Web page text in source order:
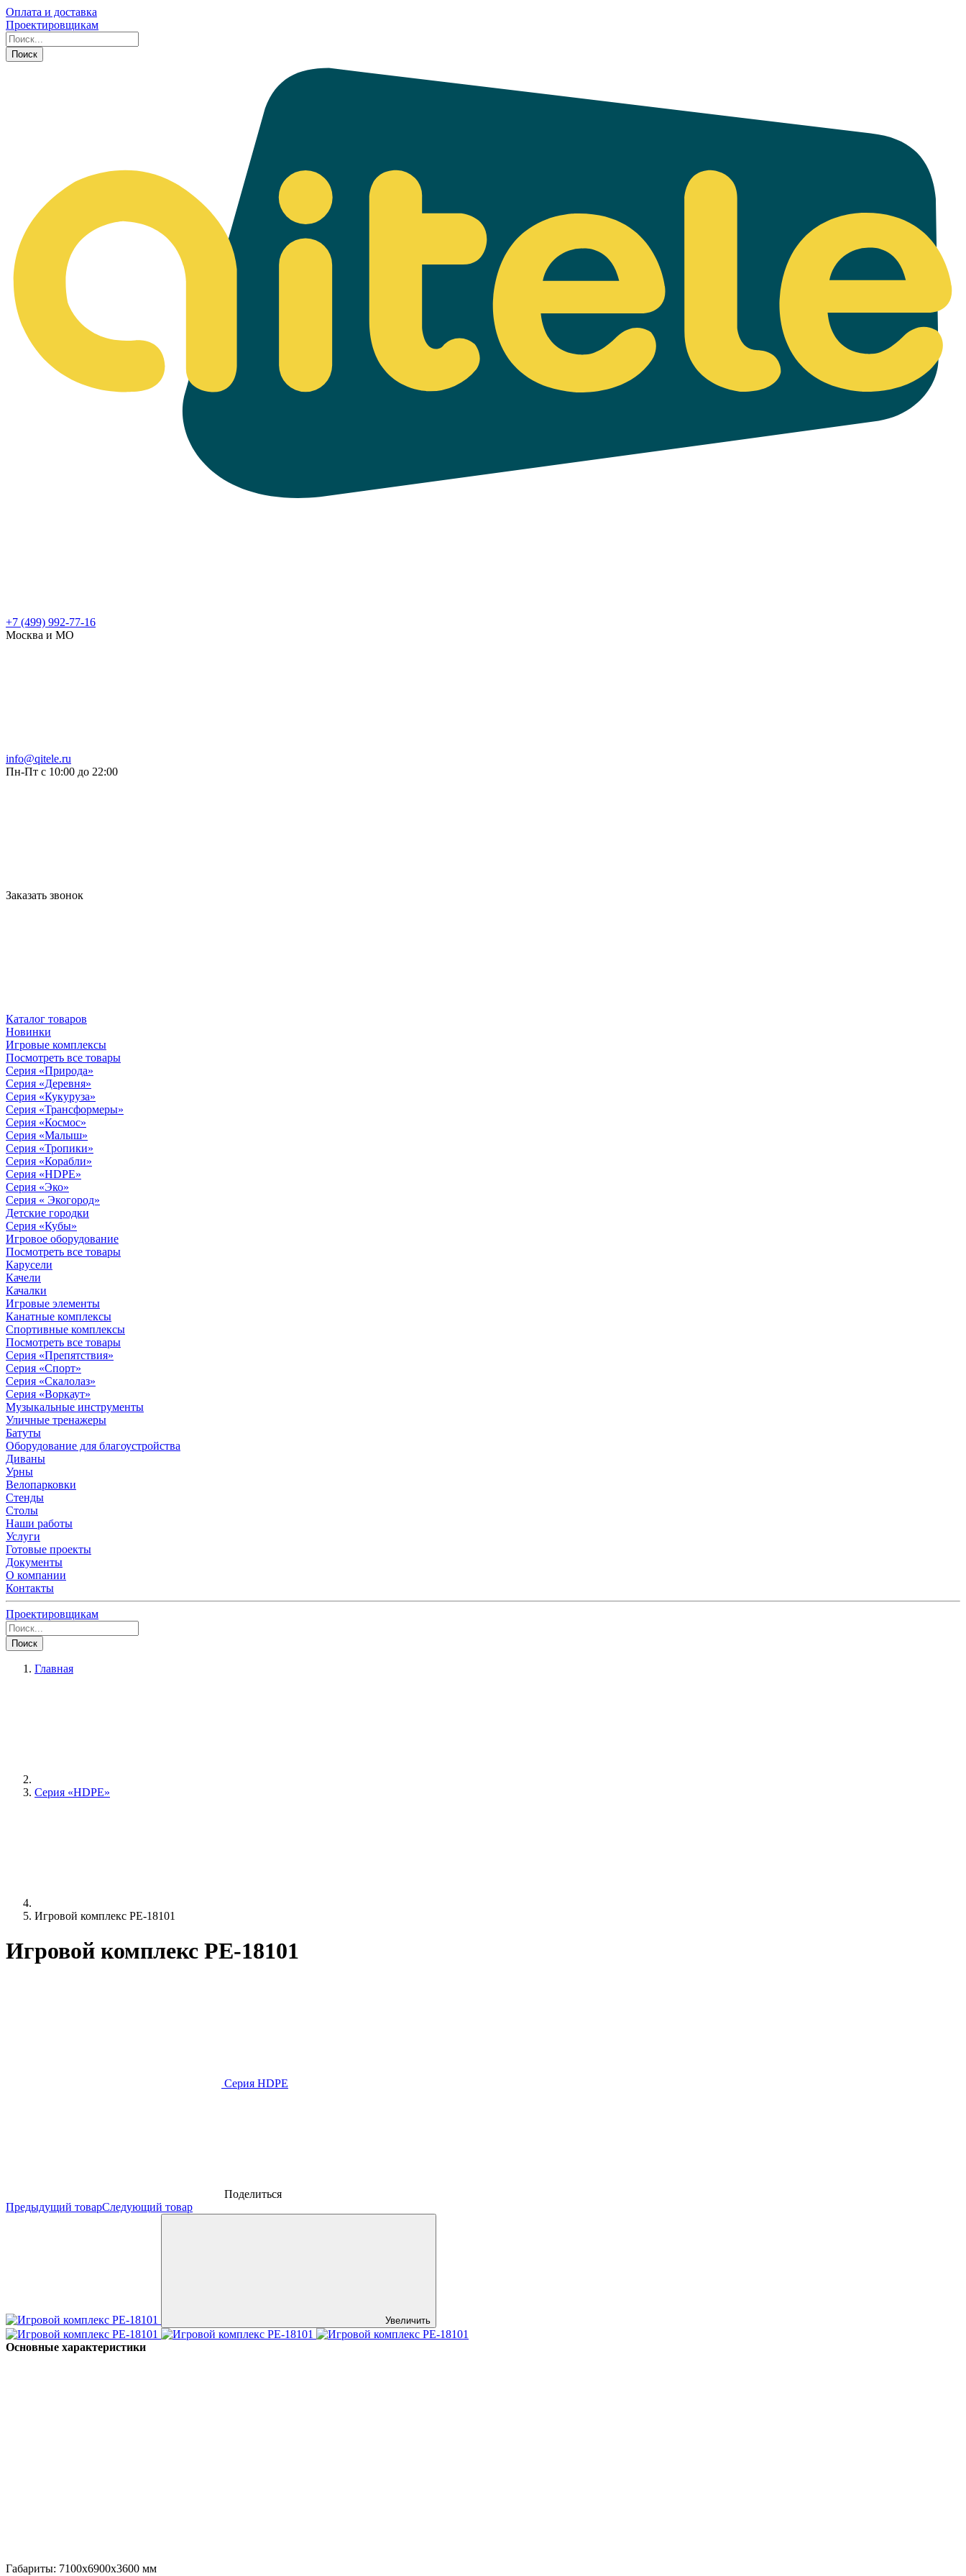
Оплата и доставка
Проектировщикам
Поиск
+7 (499) 992-77-16
Москва и МО
info@qitele.ru
Пн-Пт с 10:00 до 22:00
Заказать звонок
Каталог товаров
Новинки
Игровые комплексы
Посмотреть все товары
Серия «Природа»
Серия «Деревня»
Серия «Кукуруза»
Серия «Трансформеры»
Серия «Космос»
Серия «Малыш»
Серия «Тропики»
Серия «Корабли»
Серия «HDPE»
Серия «Эко»
Серия « Экогород»
Детские городки
Серия «Кубы»
Игровое оборудование
Посмотреть все товары
Карусели
Качели
Качалки
Игровые элементы
Канатные комплексы
Спортивные комплексы
Посмотреть все товары
Серия «Препятствия»
Серия «Спорт»
Серия «Скалолаз»
Серия «Воркаут»
Музыкальные инструменты
Уличные тренажеры
Батуты
Оборудование для благоустройства
Диваны
Урны
Велопарковки
Стенды
Столы
Наши работы
Услуги
Готовые проекты
Документы
О компании
Контакты
Проектировщикам
Поиск
Главная
Серия «HDPE»
Игровой комплекс PE-18101
Игровой комплекс PE-18101
Серия HDPE
Поделиться
Предыдущий товарСледующий товар
Увеличить
Основные характеристики
Габариты: 7100x6900x3600 мм